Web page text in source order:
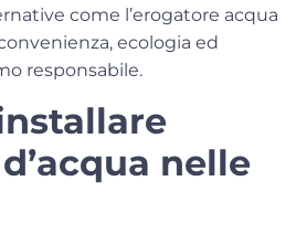
come l’erogatore acqua
ecologia ed
responsabile.
nelle